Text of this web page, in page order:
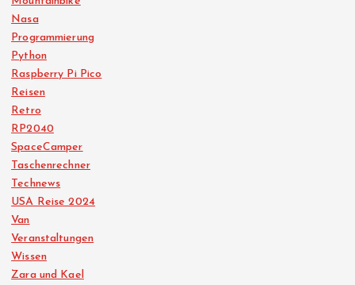
Nasa
Programmierung
Python
Raspberry Pi Pico
Reisen
Retro
RP2040
SpaceCamper
Taschenrechner
Technews
USA Reise 2024
Van
Veranstaltungen
Wissen
Zara und Kael